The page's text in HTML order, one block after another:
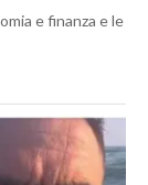
e finanza e le